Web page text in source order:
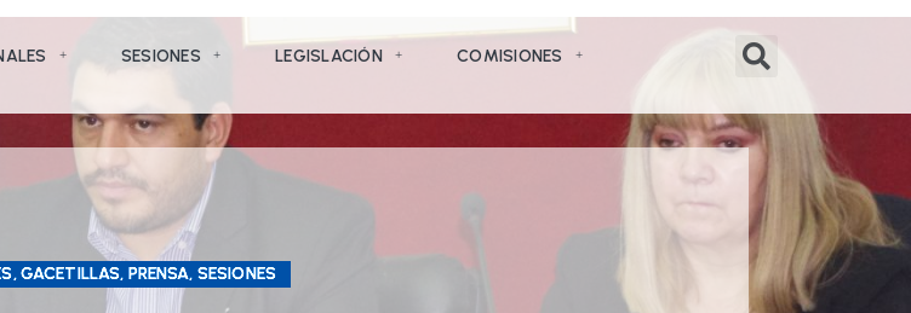
SESIONES LEGISLACIÓN COMISIONES
GACETILLAS, PRENSA, SESIONES